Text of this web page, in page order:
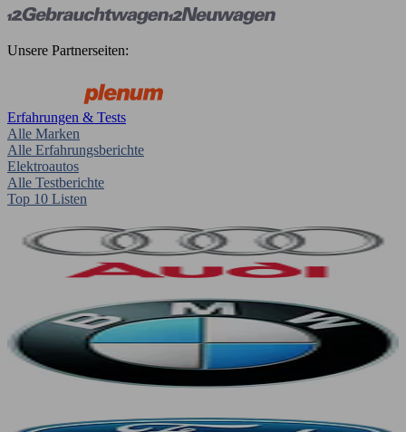
Unsere Partnerseiten:
Erfahrungen & Tests
Alle Marken
Alle Erfahrungsberichte
Elektroautos
Alle Testberichte
Top 10 Listen